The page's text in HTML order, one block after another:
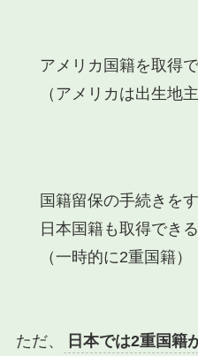
アメリカ国籍を取得
（アメリカは出生地主
国籍留保の手続きを
日本国籍も取得できる
（一時的に2重国籍）
ただ、 日本では2重国籍